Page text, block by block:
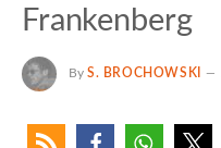
Frankenberg
By S. BROCHOWSKI